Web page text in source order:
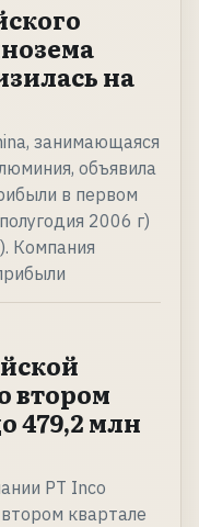
на
занимающаяся
объявила
в первом
2006 г)
Компания
втором
479,2 млн
PT Inco
квартале